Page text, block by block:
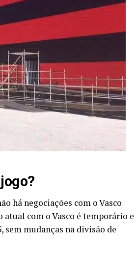
há negociações com o Vasco
atual com o Vasco é temporário e
sem mudanças na divisão de